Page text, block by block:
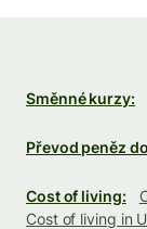
Směnné kurzy:
Převod peněz
Cost of living:
Cost of living in